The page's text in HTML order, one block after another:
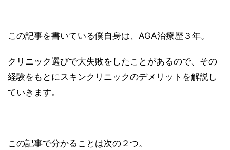
この記事を書いている僕自身は、AGA治療歴３年。
クリニック選びで大失敗をしたことがあるので、その
経験をもとにスキンクリニックのデメリットを解説し
ていきます。
この記事で分かることは次の２つ。